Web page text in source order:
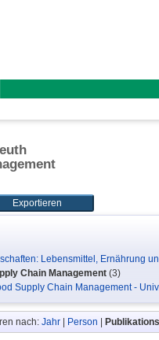
Lebensmittel, Ernährung
Chain Management (3)
Supply Chain Management -
nach: Jahr| Person